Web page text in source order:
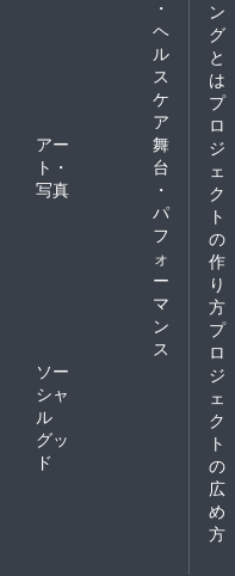
・
ヘ
ル
ス
ケ
ア
アー
ト・
写真
舞
台
・
パ
フ
ォ
ー
マ
ン
ス
ソー
シャ
ル
グッ
ド
ン
グ
と
は
プ
ロ
ジ
ェ
ク
ト
の
作
り
方
プ
ロ
ジ
ェ
ク
ト
の
広
め
方